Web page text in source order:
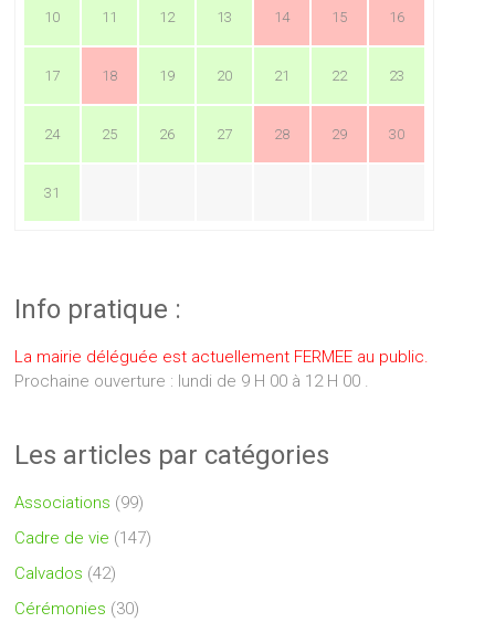
10 11 12 13 14 15 16
17 18 19 20 21 22 23
24 25 26 27 28 29 30
31
Info pratique :
La mairie déléguée est actuellement FERMEE au public.
Prochaine ouverture : lundi de 9 H 00 à 12 H 00 .
Les articles par catégories
Associations (99)
Cadre de vie (147)
Calvados (42)
Cérémonies (30)